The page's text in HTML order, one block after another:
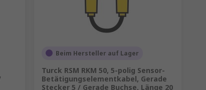
Beim Hersteller auf Lager
Turck RSM RKM 50, 5-polig Sensor-
Betätigungselementkabel, Gerade
Stecker 5 / Gerade Buchse, Länge 20